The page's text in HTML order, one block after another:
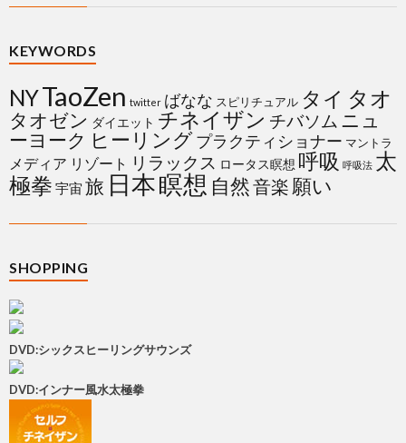
KEYWORDS
NYTaoZen twitter ばなな スピリチュアル タイ タオ
タオゼン ダイエット チネイザン チバソム ニュ
ーヨーク ヒーリングプラクティショナー マントラ
メディア リゾート リラックス ロータス瞑想 呼吸 呼吸法 太
極拳 宇宙 旅 日本瞑想 自然音楽 願い
SHOPPING
DVD:シックスヒーリングサウンズ
DVD:インナー風水太極拳